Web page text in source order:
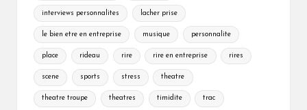
interviews personnalites lacher prise
le bien etre en entreprise musique personnalite
place rideau rire rire en entreprise rires
scene sports stress theatre
theatre troupe theatres timidite trac